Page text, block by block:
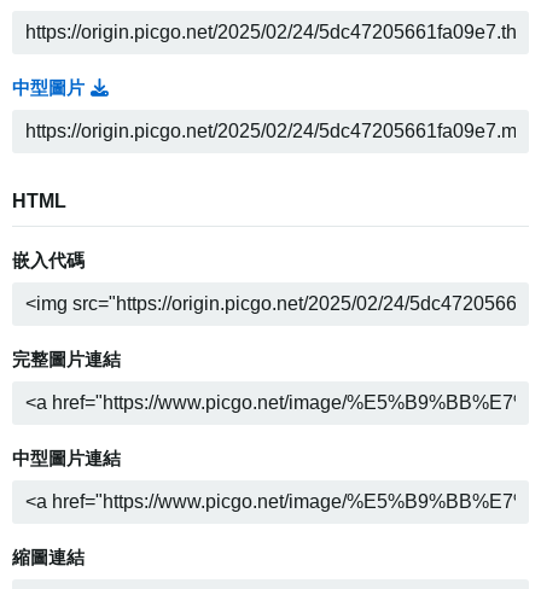
中型圖片
HTML
嵌入代碼
完整圖片連結
中型圖片連結
縮圖連結